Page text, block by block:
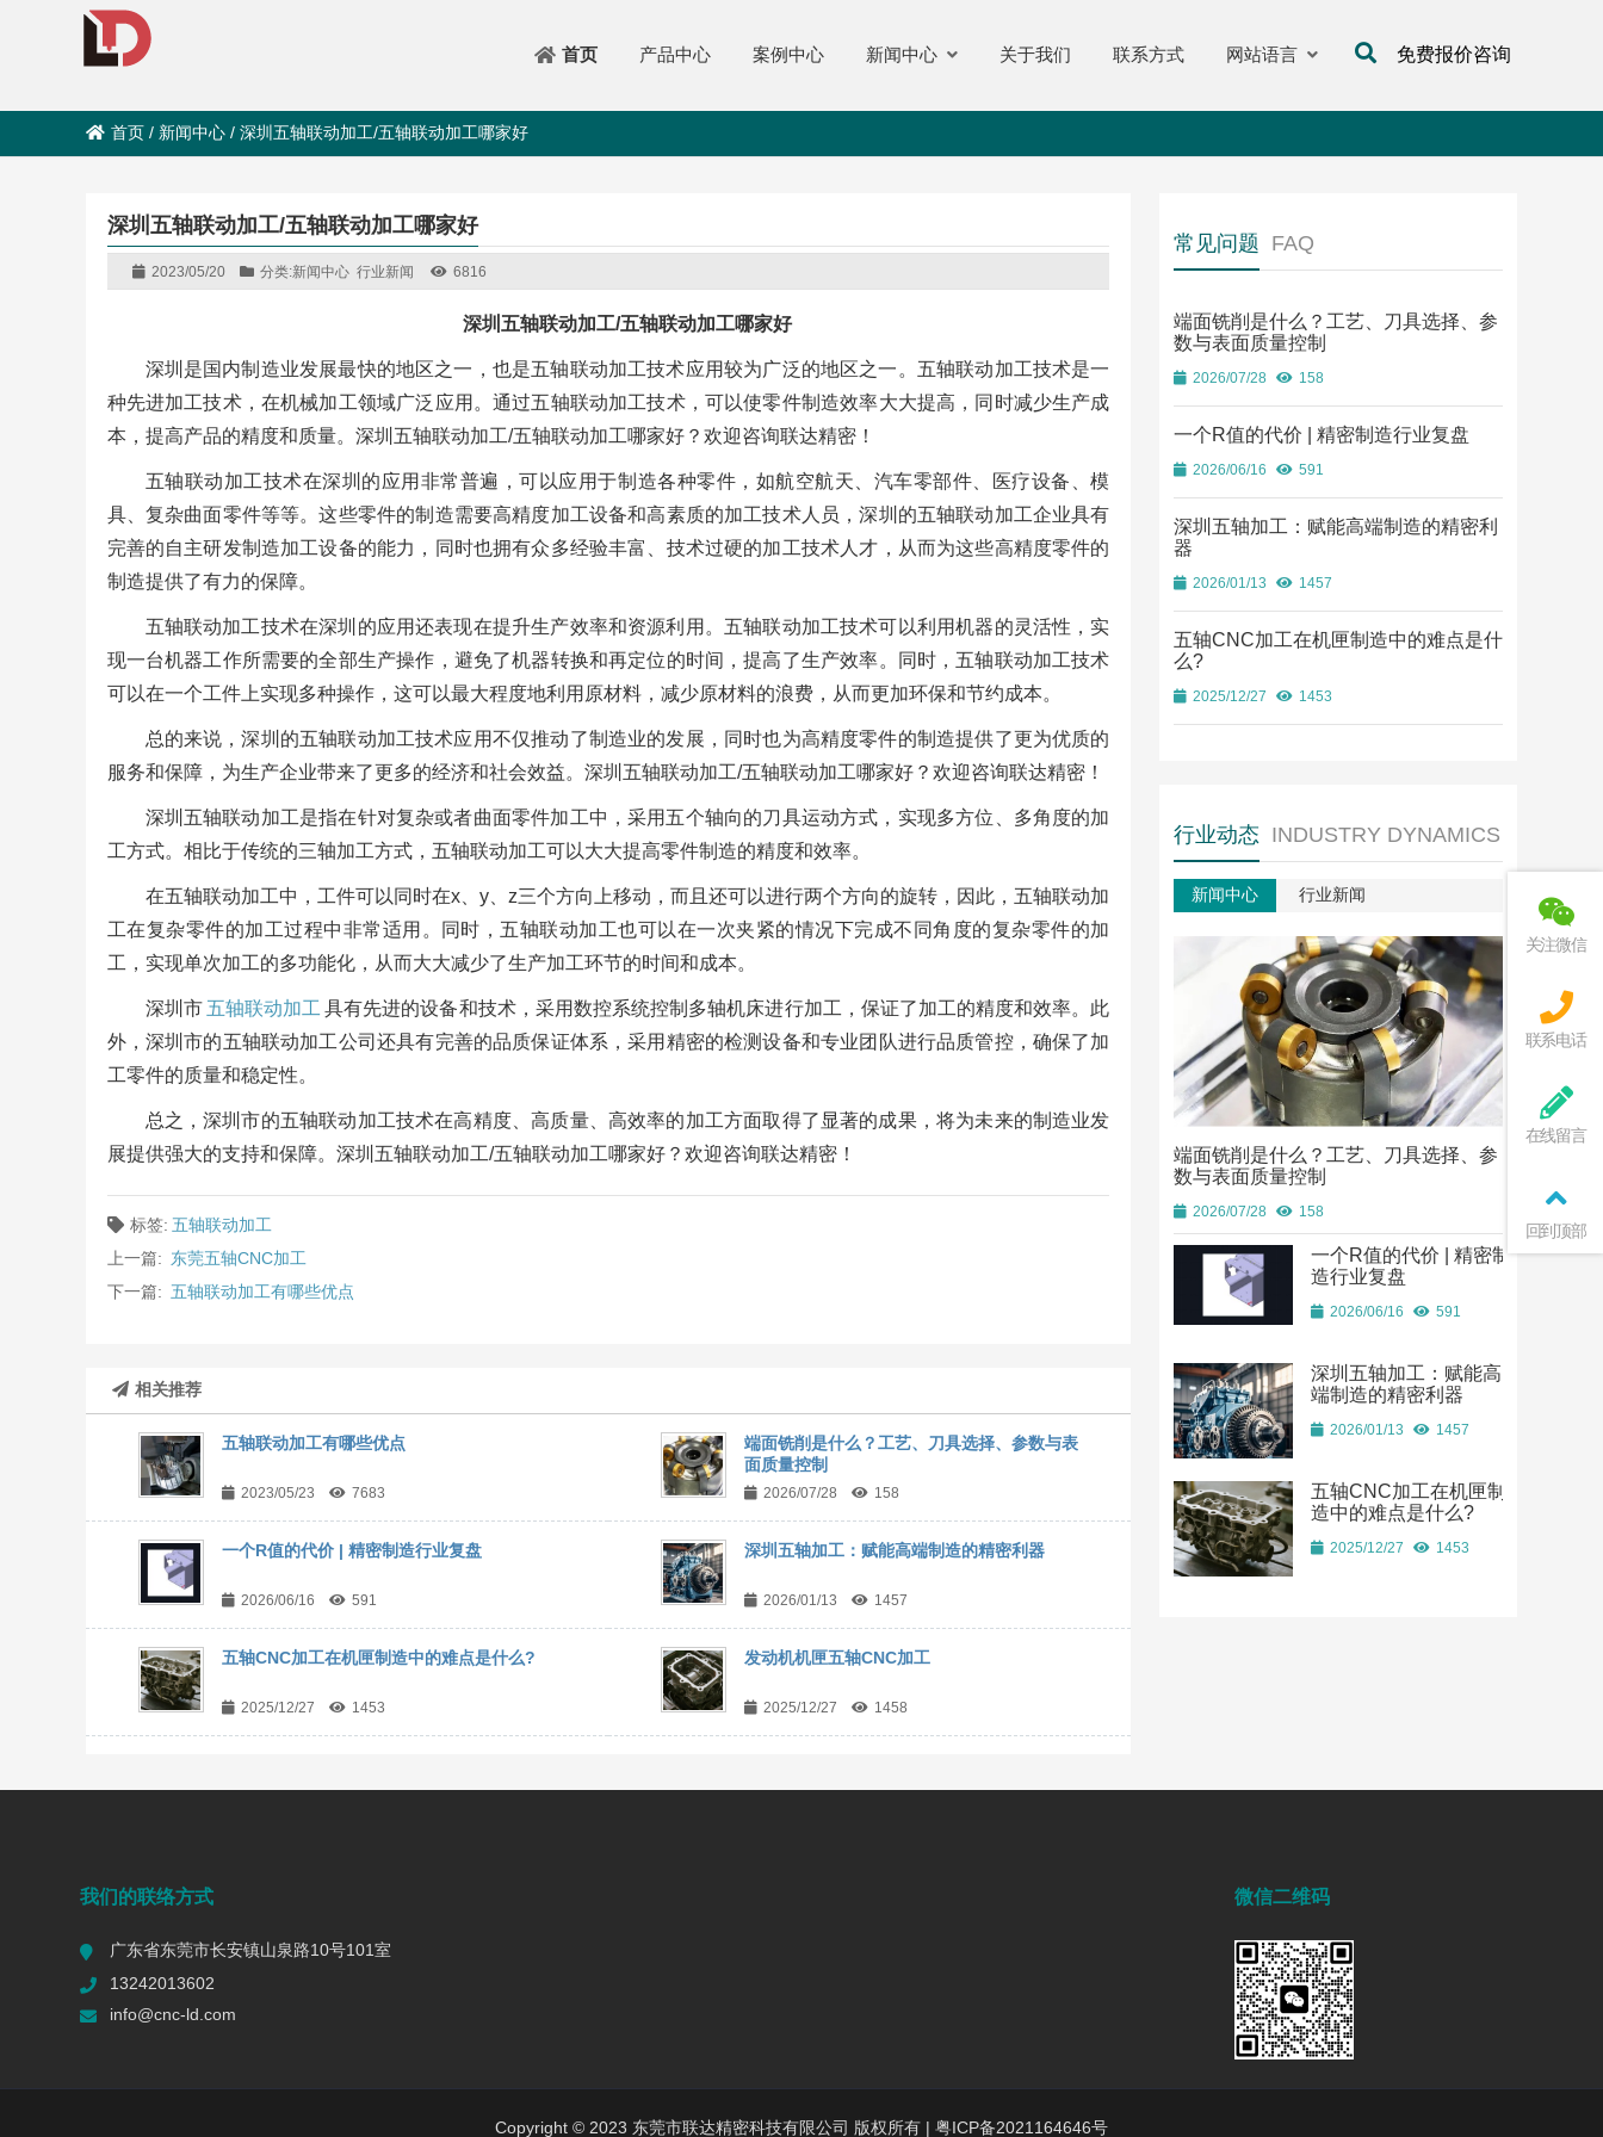
首页 产品中心 案例中心 新闻中心 关于我们 联系方式 网站语言 免费报价咨询
首页 / 新闻中心 / 深圳五轴联动加工/五轴联动加工哪家好
深圳五轴联动加工/五轴联动加工哪家好
2023/05/20 分类:新闻中心 行业新闻 6816
深圳五轴联动加工/五轴联动加工哪家好
深圳是国内制造业发展最快的地区之一，也是五轴联动加工技术应用较为广泛的地区之一。五轴联动加工技术是一
种先进加工技术，在机械加工领域广泛应用。通过五轴联动加工技术，可以使零件制造效率大大提高，同时减少生产成
本，提高产品的精度和质量。深圳五轴联动加工/五轴联动加工哪家好？欢迎咨询联达精密！
五轴联动加工技术在深圳的应用非常普遍，可以应用于制造各种零件，如航空航天、汽车零部件、医疗设备、模
具、复杂曲面零件等等。这些零件的制造需要高精度加工设备和高素质的加工技术人员，深圳的五轴联动加工企业具有
完善的自主研发制造加工设备的能力，同时也拥有众多经验丰富、技术过硬的加工技术人才，从而为这些高精度零件的
制造提供了有力的保障。
五轴联动加工技术在深圳的应用还表现在提升生产效率和资源利用。五轴联动加工技术可以利用机器的灵活性，实
现一台机器工作所需要的全部生产操作，避免了机器转换和再定位的时间，提高了生产效率。同时，五轴联动加工技术
可以在一个工件上实现多种操作，这可以最大程度地利用原材料，减少原材料的浪费，从而更加环保和节约成本。
总的来说，深圳的五轴联动加工技术应用不仅推动了制造业的发展，同时也为高精度零件的制造提供了更为优质的
服务和保障，为生产企业带来了更多的经济和社会效益。深圳五轴联动加工/五轴联动加工哪家好？欢迎咨询联达精密！
深圳五轴联动加工是指在针对复杂或者曲面零件加工中，采用五个轴向的刀具运动方式，实现多方位、多角度的加
工方式。相比于传统的三轴加工方式，五轴联动加工可以大大提高零件制造的精度和效率。
在五轴联动加工中，工件可以同时在x、y、z三个方向上移动，而且还可以进行两个方向的旋转，因此，五轴联动加
工在复杂零件的加工过程中非常适用。同时，五轴联动加工也可以在一次夹紧的情况下完成不同角度的复杂零件的加
工，实现单次加工的多功能化，从而大大减少了生产加工环节的时间和成本。
深圳市 五轴联动加工 具有先进的设备和技术，采用数控系统控制多轴机床进行加工，保证了加工的精度和效率。此
外，深圳市的五轴联动加工公司还具有完善的品质保证体系，采用精密的检测设备和专业团队进行品质管控，确保了加
工零件的质量和稳定性。
总之，深圳市的五轴联动加工技术在高精度、高质量、高效率的加工方面取得了显著的成果，将为未来的制造业发
展提供强大的支持和保障。深圳五轴联动加工/五轴联动加工哪家好？欢迎咨询联达精密！
标签: 五轴联动加工
上一篇: 东莞五轴CNC加工
下一篇: 五轴联动加工有哪些优点
相关推荐
五轴联动加工有哪些优点
2023/05/23 7683
端面铣削是什么？工艺、刀具选择、参数与表
面质量控制
2026/07/28 158
一个R值的代价 | 精密制造行业复盘
2026/06/16 591
深圳五轴加工：赋能高端制造的精密利器
2026/01/13 1457
五轴CNC加工在机匣制造中的难点是什么?
2025/12/27 1453
发动机机匣五轴CNC加工
2025/12/27 1458
常见问题 FAQ
端面铣削是什么？工艺、刀具选择、参
数与表面质量控制
2026/07/28 158
一个R值的代价 | 精密制造行业复盘
2026/06/16 591
深圳五轴加工：赋能高端制造的精密利
器
2026/01/13 1457
五轴CNC加工在机匣制造中的难点是什
么?
2025/12/27 1453
行业动态 INDUSTRY DYNAMICS
新闻中心 行业新闻
端面铣削是什么？工艺、刀具选择、参
数与表面质量控制
2026/07/28 158
一个R值的代价 | 精密制
造行业复盘
2026/06/16 591
深圳五轴加工：赋能高
端制造的精密利器
2026/01/13 1457
五轴CNC加工在机匣制
造中的难点是什么?
2025/12/27 1453
我们的联络方式
广东省东莞市长安镇山泉路10号101室
13242013602
info@cnc-ld.com
微信二维码
Copyright © 2023 东莞市联达精密科技有限公司 版权所有 | 粤ICP备2021164646号
关注微信
联系电话
在线留言
回到顶部